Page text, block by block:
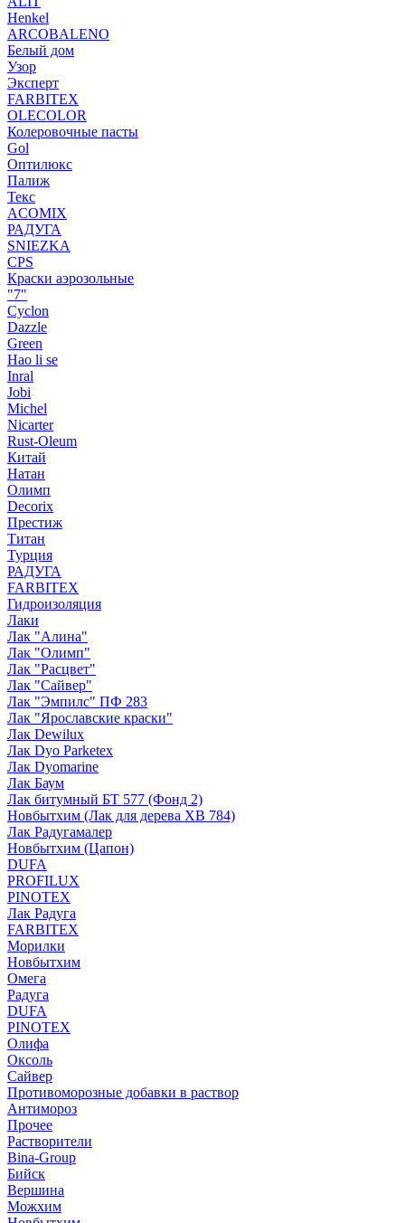
Henkel
ARCOBALENO
Белый дом
Узор
Эксперт
FARBITEX
OLECOLOR
Колеровочные пасты
Gol
Оптилюкс
Палиж
Текс
ACOMIX
РАДУГА
SNIEZKA
CPS
Краски аэрозольные
"7"
Cyclon
Dazzle
Green
Hao li se
Inral
Jobi
Michel
Nicarter
Rust-Oleum
Китай
Натан
Олимп
Decorix
Престиж
Титан
Турция
РАДУГА
FARBITEX
Гидроизоляция
Лаки
Лак "Алина"
Лак "Олимп"
Лак "Расцвет"
Лак "Сайвер"
Лак "Эмпилс" ПФ 283
Лак "Ярославские краски"
Лак Dewilux
Лак Dyo Parketex
Лак Dyomarine
Лак Баум
Лак битумный БТ 577 (Фонд 2)
Новбытхим (Лак для дерева ХВ 784)
Лак Радугамалер
Новбытхим (Цапон)
DUFA
PROFILUX
PINOTEX
Лак Радуга
FARBITEX
Морилки
Новбытхим
Омега
Радуга
DUFA
PINOTEX
Олифа
Оксоль
Сайвер
Противоморозные добавки в раствор
Антимороз
Прочее
Растворители
Bina-Group
Бийск
Вершина
Можхим